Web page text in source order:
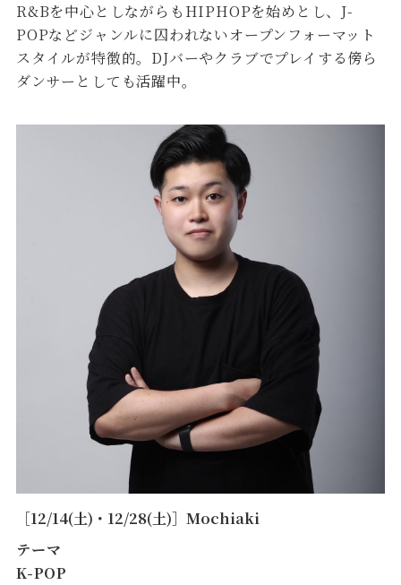
R&Bを中心としながらもHIPHOPを始めとし、J-
POPなどジャンルに囚われないオープンフォーマット
スタイルが特徴的。DJバーやクラブでプレイする傍ら
ダンサーとしても活躍中。
［12/14(土)・12/28(土)］Mochiaki
テーマ
K-POP